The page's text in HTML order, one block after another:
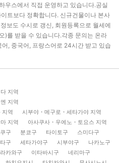
우스에서 직접 운영하고 있습니다.공실
트보다 정확합니다. 신규건물이나 본사
보도 수시로 갱신, 회원등록으로 월세에
)를 받을 수 있습니다.각종 문의는 온라
, 중국어, 프랑스어로 24시간 받고 있습
지역
지역
지역
시부야・메구로・세타가야 지역
지역
아사쿠사・우에노・토요스 지역
구 분쿄구 타이토구
스미다구
구 세타가야구 시부야구
나카노구
카와구 이타바시구
네리마구